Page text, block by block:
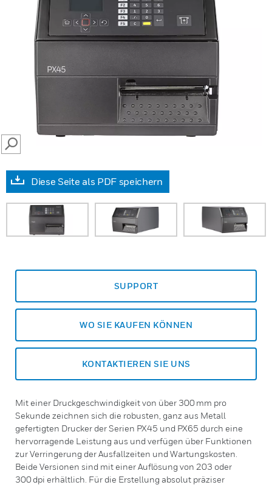
SEARCH
Diese Seite als PDF speichern
SUPPORT
WO SIE KAUFEN KÖNNEN
KONTAKTIEREN SIE UNS
Mit einer Druckgeschwindigkeit von über 300 mm pro
Sekunde zeichnen sich die robusten, ganz aus Metall
gefertigten Drucker der Serien PX45 und PX65 durch eine
hervorragende Leistung aus und verfügen über Funktionen
zur Verringerung der Ausfallzeiten und Wartungskosten.
Beide Versionen sind mit einer Auflösung von 203 oder
300 dpi erhältlich. Für die Erstellung absolut präziser